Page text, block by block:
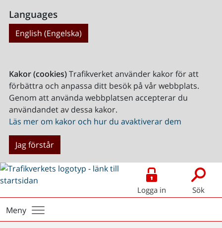
Languages
English (Engelska)
Kakor (cookies)Trafikverket använder kakor för att
förbättra och anpassa ditt besök på vår webbplats.
Genom att använda webbplatsen accepterar du
användandet av dessa kakor.
Läs mer om kakor och hur du avaktiverar dem
Jag förstår
Logga in Sök
Meny